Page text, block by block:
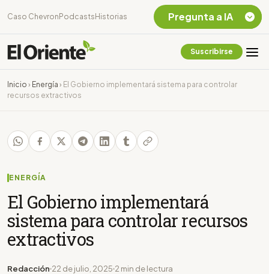
Caso Chevron Podcasts Historias
Suscribirse
Inicio › Energía › El Gobierno implementará sistema para controlar
recursos extractivos
ENERGÍA
El Gobierno implementará
sistema para controlar recursos
extractivos
Redacción 22 de julio, 2025 2 min de lectura
Pregunta a IA
Chevron Ecuador